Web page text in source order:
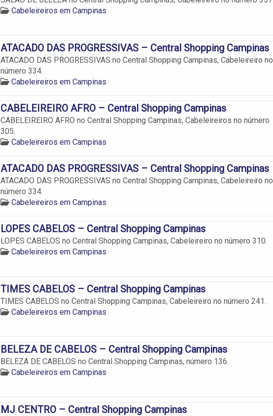
Cabeleireiros em Campinas
ATACADO DAS PROGRESSIVAS – Central Shopping Campinas
ATACADO DAS PROGRESSIVAS no Central Shopping Campinas, Cabeleireiro no
número 334.
Cabeleireiros em Campinas
CABELEIREIRO AFRO – Central Shopping Campinas
CABELEIREIRO AFRO no Central Shopping Campinas, Cabeleireiros no número
305.
Cabeleireiros em Campinas
ATACADO DAS PROGRESSIVAS – Central Shopping Campinas
ATACADO DAS PROGRESSIVAS no Central Shopping Campinas, Cabeleireiro no
número 334.
Cabeleireiros em Campinas
LOPES CABELOS – Central Shopping Campinas
LOPES CABELOS no Central Shopping Campinas, Cabeleireiro no número 310.
Cabeleireiros em Campinas
TIMES CABELOS – Central Shopping Campinas
TIMES CABELOS no Central Shopping Campinas, Cabeleireiro no número 241.
Cabeleireiros em Campinas
BELEZA DE CABELOS – Central Shopping Campinas
BELEZA DE CABELOS no Central Shopping Campinas, número 136.
Cabeleireiros em Campinas
MJ CENTRO – Central Shopping Campinas